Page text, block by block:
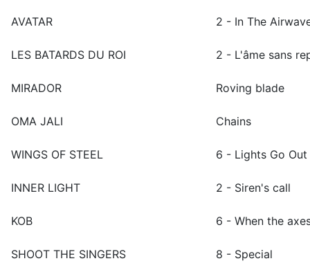
AVATAR 2 - In The
LES BATARDS DU ROI 2 - L'âme sans
MIRADOR Roving blade
OMA JALI Chains
WINGS OF STEEL 6 - Lights Go Out
INNER LIGHT 2 - Siren's call
KOB 6 - When the
SHOOT THE SINGERS 8 - Special